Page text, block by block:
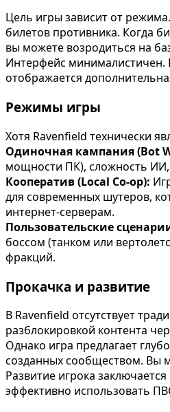
Цель игры зависит от
билетов противника. Когда
вы можете возродиться на
Интерфейс минималистичен.
отображается
Режимы игры
Хотя Ravenfield технически
Одиночная кампания (Bot
мощности ПК), сложность ИИ,
Кооператив (Local Co-op):
для современных шутеров,
интернет-серверам.
Пользовательские
боссом (танком или
фракций.
Прокачка и развитие
В Ravenfield отсутствует
разблокировкой контента
Однако игра предлагает
созданных сообществом. Вы
Развитие игрока
эффективно использовать